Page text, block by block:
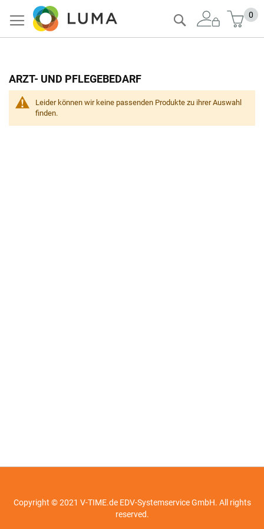
Zum
Inhalt
springen
0
Suche
Leider können wir keine passenden Produkte zu ihrer Auswahl
finden.
ARZT- UND PFLEGEBEDARF
Copyright © 2021 V-TIME.de EDV-Systemservice GmbH. All rights
reserved.